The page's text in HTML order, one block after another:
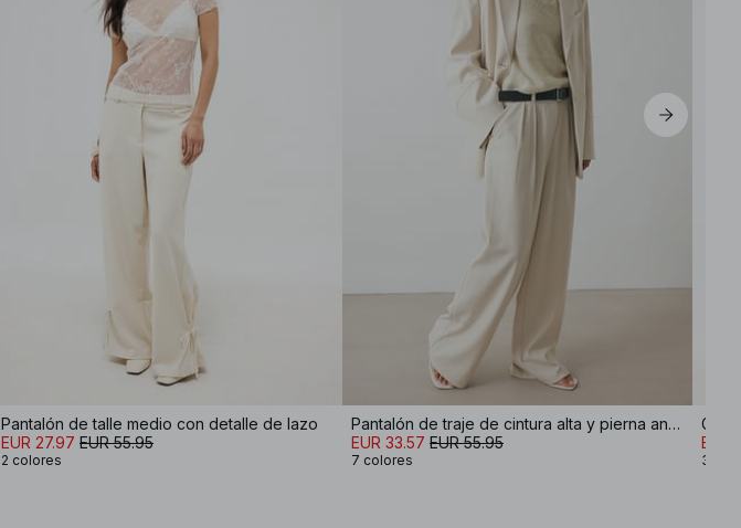
Pantalón de talle medio con detalle de lazo
EUR 27.97 EUR 55.95
2 colores
Pantalón de traje de cintura alta y pierna ancha
EUR 33.57 EUR 55.95
7 colores
EUR
3